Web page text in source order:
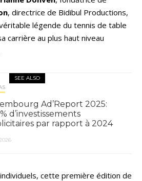
, directrice de Bidibul Productions,
légende du tennis de table
carrière au plus haut niveau
SEE ALSO
Ad’Report 2025:
d’investissements
par rapport à 2024
cette première édition de